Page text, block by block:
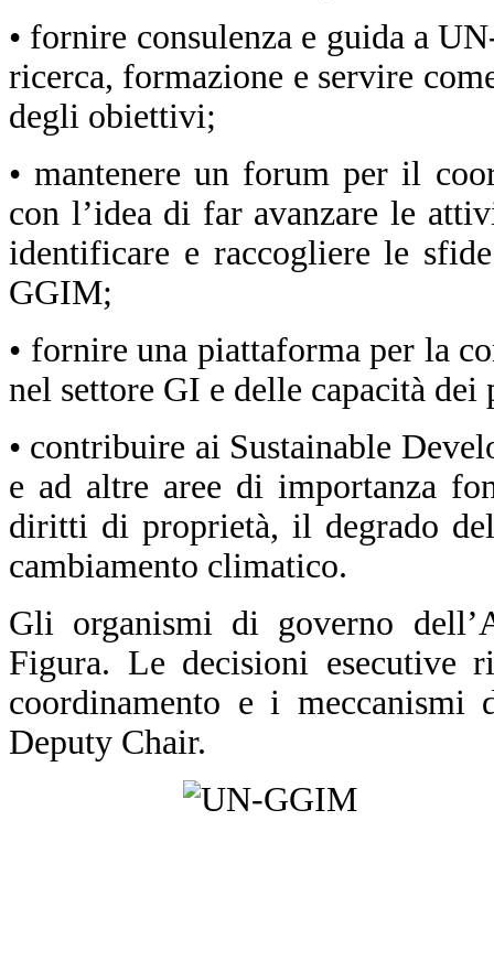
• fornire consulenza e guida a
ricerca, formazione e servire
degli obiettivi;
• mantenere un forum per il
con l’idea di far avanzare le
identificare e raccogliere le
GGIM;
• fornire una piattaforma per la
nel settore GI e delle capacità
• contribuire ai Sustainable
e ad altre aree di importanza
diritti di proprietà, il degrado
cambiamento climatico.
Gli organismi di governo
Figura. Le decisioni esecutive
coordinamento e i meccanismi
Deputy Chair.